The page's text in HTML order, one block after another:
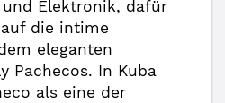
und Elektronik, dafür
die intime
eleganten
Pachecos. In Kuba
als eine der